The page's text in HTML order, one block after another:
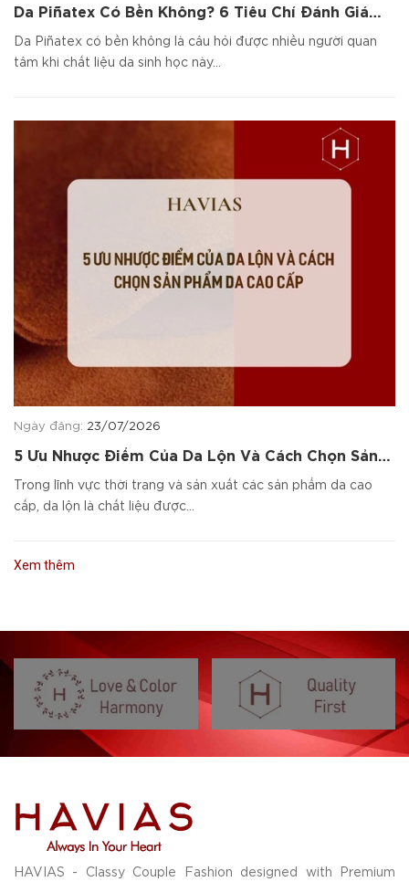
Da Piñatex Có Bền Không? 6 Tiêu Chí Đánh Giá
Da Piñatex có bền không là câu hỏi được nhiều người quan
tâm khi chất liệu da sinh học này...
Ngày đăng: 23/07/2026
5 Ưu Nhược Điểm Của Da Lộn Và Cách Chọn Sản
Phẩm Da Cao Cấp
Trong lĩnh vực thời trang và sản xuất các sản phẩm da cao
cấp, da lộn là chất liệu được...
Xem thêm
HAVIAS - Classy Couple Fashion designed with Premium